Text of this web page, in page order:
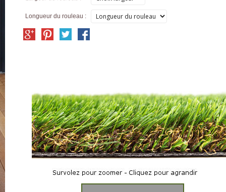
Longueur du rouleau :